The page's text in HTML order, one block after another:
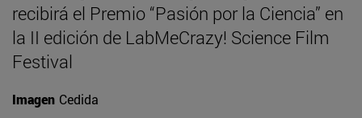
recibirá el Premio “Pasión por la Ciencia” en
la II edición de LabMeCrazy! Science Film
Festival
Imagen Cedida